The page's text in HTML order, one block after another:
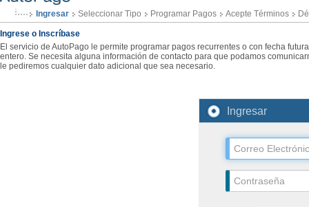
Ingresar Seleccionar Tipo Programar Pagos Acepte Términos
Ingrese o Inscríbase
El servicio de AutoPago le permite programar pagos recurrentes o con fecha
entero. Se necesita alguna información de contacto para que podamos
le pediremos cualquier dato adicional que sea necesario.
Ingresar